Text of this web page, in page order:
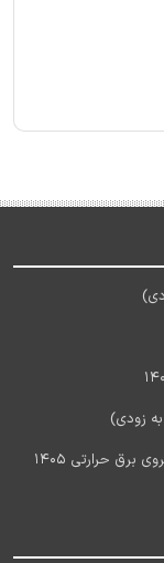
آخرین اخبار استخدام شرکت مادر تخصصی تولید نیروی برق حرارتی 1405